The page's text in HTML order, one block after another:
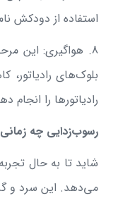
استفاده از دودکش
8. هواگیری: این
بلوک‌های
رادیاتورها را
رسوب‌زدایی چه
شاید تا به حال
می‌دهد. این سرد و